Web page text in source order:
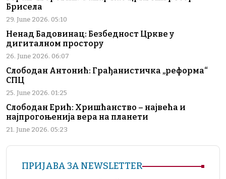
Брисела
29. June 2026. 05:10
Ненад Бадовинац: Безбедност Цркве у
дигиталном простору
26. June 2026. 06:07
Слободан Антонић: Грађанистичка „реформа“
СПЦ
25. June 2026. 01:25
Слободан Ерић: Хришћанство – највећа и
најпрогоњенија вера на планети
21. June 2026. 05:23
ПРИЈАВА ЗА NEWSLETTER